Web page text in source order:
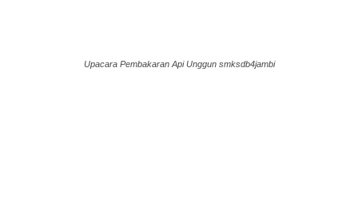
Upacara Pembakaran Api Unggun smksdb4jambi